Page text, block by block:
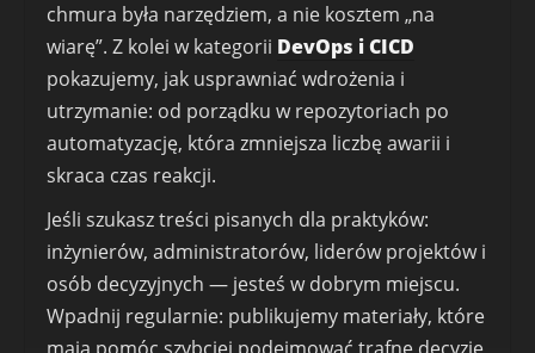
chmura była narzędziem, a nie kosztem „na
wiarę”. Z kolei w kategorii DevOps i CICD
pokazujemy, jak usprawniać wdrożenia i
utrzymanie: od porządku w repozytoriach po
automatyzację, która zmniejsza liczbę awarii i
skraca czas reakcji.
Jeśli szukasz treści pisanych dla praktyków:
inżynierów, administratorów, liderów projektów i
osób decyzyjnych — jesteś w dobrym miejscu.
Wpadnij regularnie: publikujemy materiały, które